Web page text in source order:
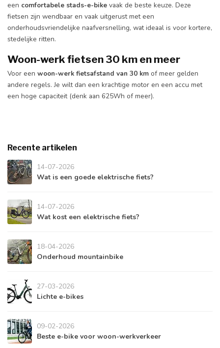
een comfortabele stads-e-bike vaak de beste keuze. Deze
fietsen zijn wendbaar en vaak uitgerust met een
onderhoudsvriendelijke naafversnelling, wat ideaal is voor kortere,
stedelijke ritten.
Woon-werk fietsen 30 km en meer
Voor een woon-werk fietsafstand van 30 km of meer gelden
andere regels. Je wilt dan een krachtige motor en een accu met
een hoge capaciteit (denk aan 625Wh of meer).
Recente artikelen
14-07-2026
Wat is een goede elektrische fiets?
14-07-2026
Wat kost een elektrische fiets?
18-04-2026
Onderhoud mountainbike
27-03-2026
Lichte e-bikes
09-02-2026
Beste e-bike voor woon-werkverkeer